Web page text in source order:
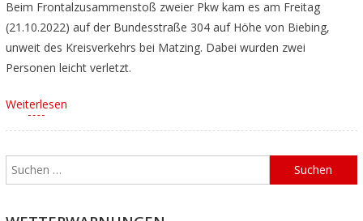
Beim Frontalzusammenstoß zweier Pkw kam es am Freitag
(21.10.2022) auf der Bundesstraße 304 auf Höhe von Biebing,
unweit des Kreisverkehrs bei Matzing. Dabei wurden zwei
Personen leicht verletzt.
Weiterlesen